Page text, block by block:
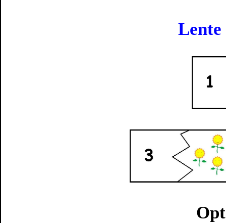
Lente